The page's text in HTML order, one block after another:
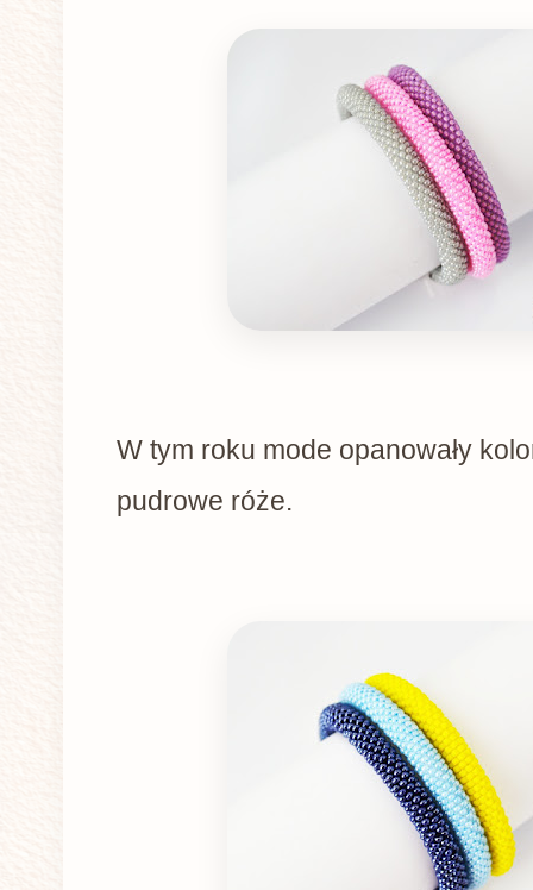
W tym roku mode opanowały
pudrowe róże.